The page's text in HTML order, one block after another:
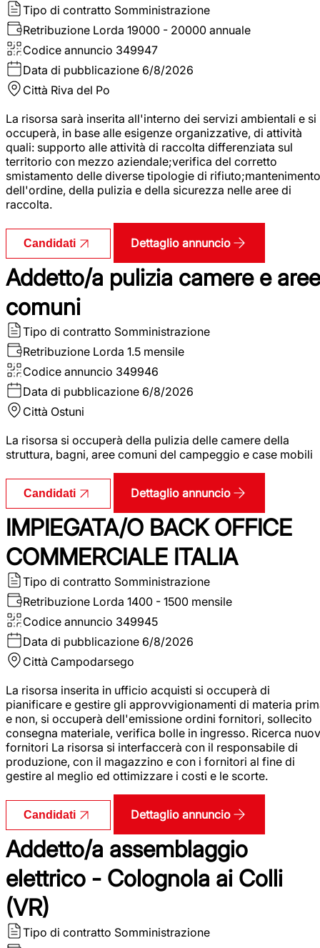
Tipo di contratto Somministrazione
Retribuzione Lorda 19000 - 20000 annuale
Codice annuncio 349947
Data di pubblicazione 6/8/2026
Città Riva del Po
La risorsa sarà inserita all'interno dei servizi ambientali e si
occuperà, in base alle esigenze organizzative, di attività
quali: supporto alle attività di raccolta differenziata sul
territorio con mezzo aziendale;verifica del corretto
smistamento delle diverse tipologie di rifiuto;mantenimento
dell'ordine, della pulizia e della sicurezza nelle aree di
raccolta.
Candidati Dettaglio annuncio
Addetto/a pulizia camere e aree
comuni
Tipo di contratto Somministrazione
Retribuzione Lorda 1.5 mensile
Codice annuncio 349946
Data di pubblicazione 6/8/2026
Città Ostuni
La risorsa si occuperà della pulizia delle camere della
struttura, bagni, aree comuni del campeggio e case mobili
Candidati Dettaglio annuncio
IMPIEGATA/O BACK OFFICE
COMMERCIALE ITALIA
Tipo di contratto Somministrazione
Retribuzione Lorda 1400 - 1500 mensile
Codice annuncio 349945
Data di pubblicazione 6/8/2026
Città Campodarsego
La risorsa inserita in ufficio acquisti si occuperà di
pianificare e gestire gli approvvigionamenti di materia
e non, si occuperà dell'emissione ordini fornitori, sollecito
consegna materiale, verifica bolle in ingresso. Ricerca
fornitori La risorsa si interfaccerà con il responsabile di
produzione, con il magazzino e con i fornitori al fine di
gestire al meglio ed ottimizzare i costi e le scorte.
Candidati Dettaglio annuncio
Addetto/a assemblaggio
elettrico - Colognola ai Colli
(VR)
Tipo di contratto Somministrazione